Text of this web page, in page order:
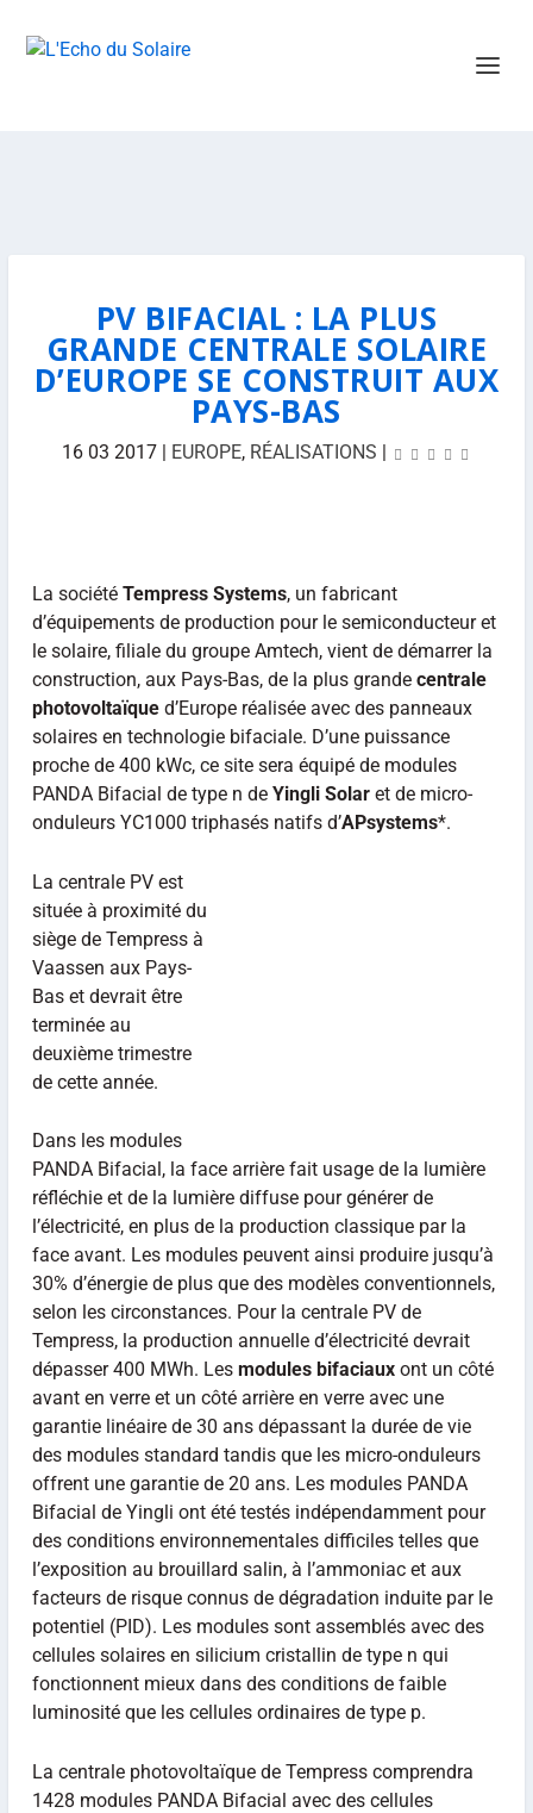
PV BIFACIAL : LA PLUS
GRANDE CENTRALE SOLAIRE
D’EUROPE SE CONSTRUIT AUX
PAYS-BAS
16 03 2017 | EUROPE, RÉALISATIONS |
La société Tempress Systems, un fabricant
d’équipements de production pour le semiconducteur et
le solaire, filiale du groupe Amtech, vient de démarrer la
construction, aux Pays-Bas, de la plus grande centrale
photovoltaïqued’Europe réalisée avec des panneaux
solaires en technologie bifaciale. D’une puissance
proche de 400 kWc, ce site sera équipé de modules
PANDA Bifacial de type n de Yingli Solaret de micro-
onduleurs YC1000 triphasés natifs d’APsystems*.
La centrale PV est
située à proximité du
siège de Tempress à
Vaassen aux Pays-
Bas et devrait être
terminée au
deuxième trimestre
de cette année.
Dans les modules
PANDA Bifacial, la face arrière fait usage de la lumière
réfléchie et de la lumière diffuse pour générer de
l’électricité, en plus de la production classique par la
face avant. Les modules peuvent ainsi produire jusqu’à
30% d’énergie de plus que des modèles conventionnels,
selon les circonstances. Pour la centrale PV de
Tempress, la production annuelle d’électricité devrait
dépasser 400 MWh. Les modules bifaciauxont un côté
avant en verre et un côté arrière en verre avec une
garantie linéaire de 30 ans dépassant la durée de vie
des modules standard tandis que les micro-onduleurs
offrent une garantie de 20 ans. Les modules PANDA
Bifacial de Yingli ont été testés indépendamment pour
des conditions environnementales difficiles telles que
l’exposition au brouillard salin, à l’ammoniac et aux
facteurs de risque connus de dégradation induite par le
potentiel (PID). Les modules sont assemblés avec des
cellules solaires en silicium cristallin de type n qui
fonctionnent mieux dans des conditions de faible
luminosité que les cellules ordinaires de type p.
La centrale photovoltaïque de Tempress comprendra
1428 modules PANDA Bifacial avec des cellules